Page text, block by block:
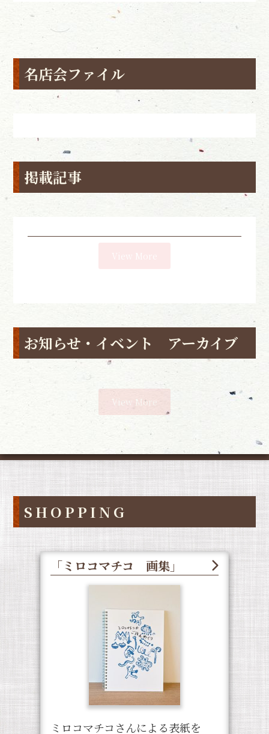
名店会ファイル
掲載記事
お知らせ・イベント アーカイブ
View More
SHOPPING
「ミロコマチコ 画集」
ミロコマチコさんによる表紙を